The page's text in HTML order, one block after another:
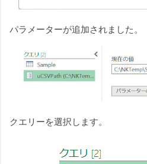
パラメーターが追加されました。
クエリーを選択します。